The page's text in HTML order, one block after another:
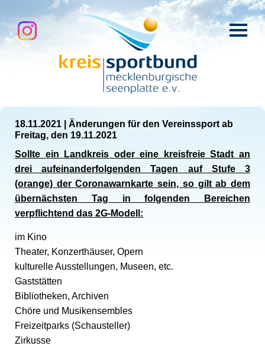
18.11.2021
Änderungen für den Vereinssport ab
Freitag, den 19.11.2021
Sollte ein Landkreis oder eine kreisfreie Stadt an
drei aufeinanderfolgenden Tagen auf Stufe 3
(orange) der Coronawarnkarte sein, so gilt ab dem
übernächsten Tag in folgenden Bereichen
verpflichtend das 2G-Modell:
im Kino
Theater, Konzerthäuser, Opern
kulturelle Ausstellungen, Museen, etc.
Gaststätten
Bibliotheken, Archiven
Chöre und Musikensembles
Freizeitparks (Schausteller)
Zirkusse